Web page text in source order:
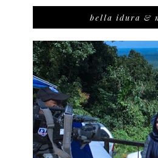
bella idura &